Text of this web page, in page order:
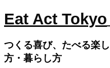
Eat Act Tokyo
つくる喜び、たべる楽
方・暮らし方